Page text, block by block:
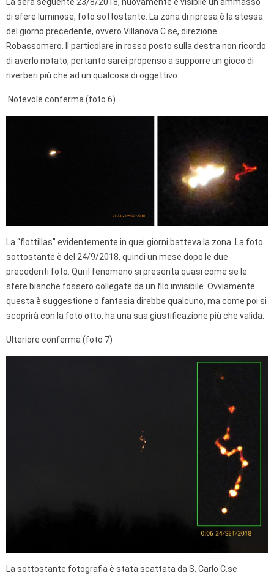
La sera seguente 23/8/2018, nuovamente è visibile un ammasso
di sfere luminose, foto sottostante. La zona di ripresa è la stessa
del giorno precedente, ovvero Villanova C.se, direzione
Robassomero. Il particolare in rosso posto sulla destra non ricordo
di averlo notato, pertanto sarei propenso a supporre un gioco di
riverberi più che ad un qualcosa di oggettivo.
Notevole conferma (foto 6)
La “flottillas” evidentemente in quei giorni batteva la zona. La foto
sottostante è del 24/9/2018, quindi un mese dopo le due
precedenti foto. Qui il fenomeno si presenta quasi come se le
sfere bianche fossero collegate da un filo invisibile. Ovviamente
questa è suggestione o fantasia direbbe qualcuno, ma come poi si
scoprirà con la foto otto, ha una sua giustificazione più che valida.
Ulteriore conferma (foto 7)
La sottostante fotografia è stata scattata da S. Carlo C.se